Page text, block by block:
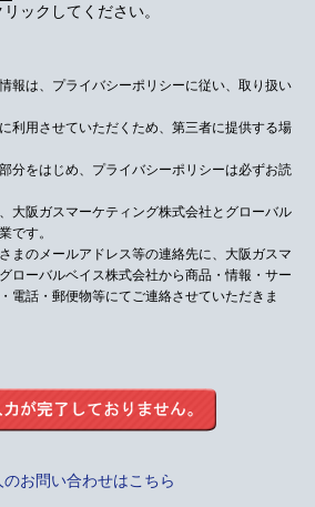
リックしてください。
報は、プライバシーポリシーに従い、取り扱い
利用させていただくため、第三者に提供する場
分をはじめ、プライバシーポリシーは必ずお読
大阪ガスマーケティング株式会社とグローバル
です。
まのメールアドレス等の連絡先に、大阪ガスマ
ローバルベイス株式会社から商品・情報・サー
電話・郵便物等にてご連絡させていただきま
お問い合わせはこちら